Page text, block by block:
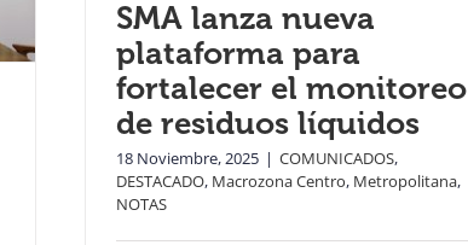
SMA lanza nueva
plataforma para
fortalecer el monitoreo
de residuos líquidos
18 Noviembre, 2025 | COMUNICADOS,
DESTACADO, Macrozona Centro, Metropolitana,
NOTAS